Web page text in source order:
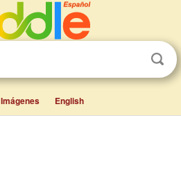
Imágenes English